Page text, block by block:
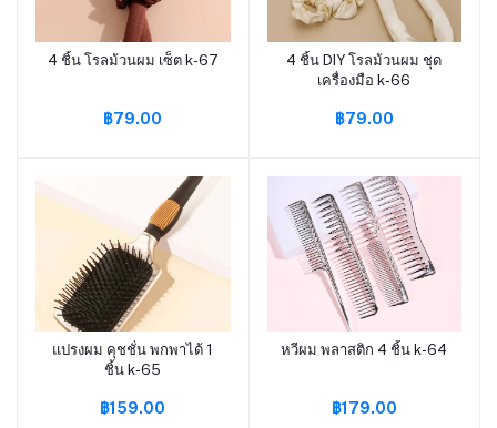
หยิบใส่ตะกร้า
4 ชิ้น โรลม้วนผม เซ็ต k-67
฿79.00
หยิบใส่ตะกร้า
4 ชิ้น DIY โรลม้วนผม ชุด
เครื่องมือ k-66
฿79.00
หยิบใส่ตะกร้า
แปรงผม คุชชั่น พกพาได้ 1
ชิ้น k-65
฿159.00
หยิบใส่ตะกร้า หวีผม พลาสติก 4 ชิ้น k-64
฿179.00